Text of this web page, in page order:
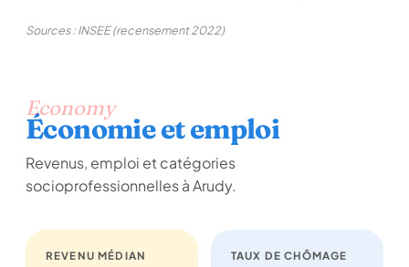
Sources : INSEE (recensement 2022)
Economy
Économie et emploi
Revenus, emploi et catégories
socioprofessionnelles à Arudy.
REVENU MÉDIAN TAUX DE CHÔMAGE